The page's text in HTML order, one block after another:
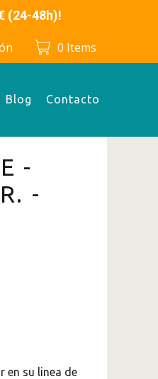
48h)!
0 Items
Blog Contacto
-
-
en su linea de